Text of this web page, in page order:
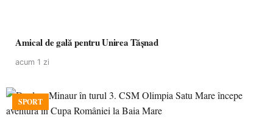
Amical de gală pentru Unirea Tășnad
acum 1 zi
SPORT